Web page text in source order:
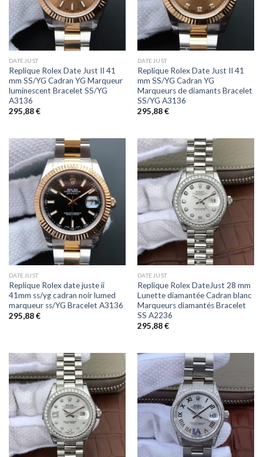
DATEJUST
Replique Rolex Date Just II 41
mm SS/YG Cadran YG Marqueur
luminescent Bracelet SS/YG
A3136
295,88€
DATEJUST
Replique Rolex Date Just II 41
mm SS/YG Cadran YG
Marqueurs de diamants Bracelet
SS/YG A3136
295,88€
DATEJUST
Replique Rolex date juste ii
41mm ss/yg cadran noir lumed
marqueur ss/YG Bracelet A3136
295,88€
DATEJUST
Replique Rolex DateJust 28 mm
Lunette diamantée Cadran blanc
Marqueurs diamantés Bracelet
SS A2236
295,88€